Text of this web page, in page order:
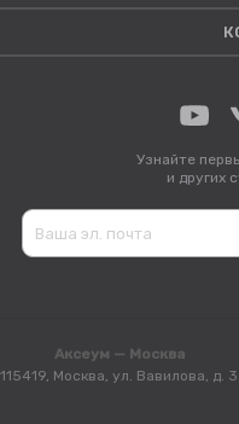
Узнайте
и других
Аксеум — Москва
115419, Москва, ул. Вавилова, д. 3